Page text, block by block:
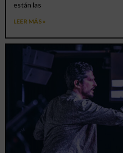
están las
LEER MÁS »